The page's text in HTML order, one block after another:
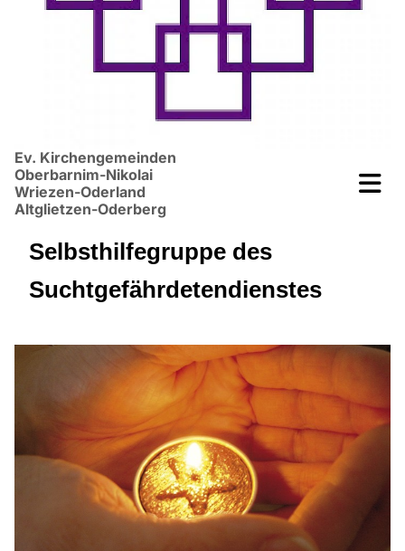
Ev. Kirchengemeinden
Oberbarnim-Nikolai
Wriezen-Oderland
Altglietzen-Oderberg
Selbsthilfegruppe des
Suchtgefährdetendienstes